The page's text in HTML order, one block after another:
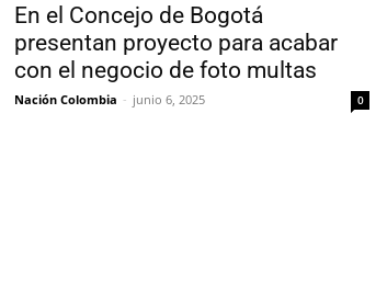
En el Concejo de Bogotá
presentan proyecto para acabar
con el negocio de foto multas
Nación Colombia - junio 6, 2025 0